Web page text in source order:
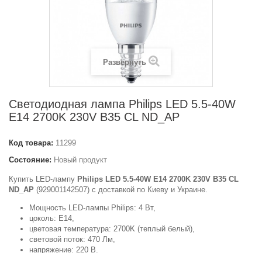
Развернуть
Светодиодная лампа Philips LED 5.5-40W
E14 2700K 230V B35 CL ND_AP
Код товара: 11299
Состояние: Новый продукт
Купить LED-лампу Philips LED 5.5-40W E14 2700K 230V B35 CL
ND_AP (929001142507) c доставкой по Киеву и Украине.
Мощность LED-лампы Philips: 4 Вт,
цоколь: E14,
цветовая температура: 2700K (теплый белый),
световой поток: 470 Лм,
напряжение: 220 В.